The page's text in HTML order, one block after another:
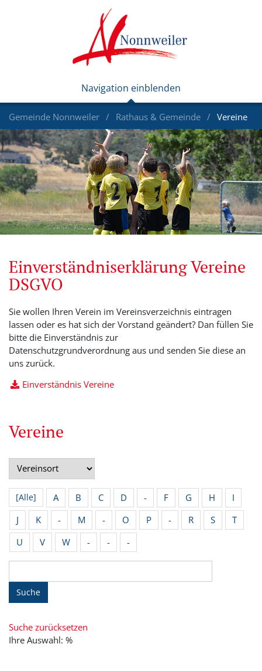
Gemeinde Nonnweiler Rathaus & Gemeinde Vereine
Einverständniserklärung Vereine
DSGVO
Sie wollen Ihren Verein im Vereinsverzeichnis eintragen
lassen oder es hat sich der Vorstand geändert? Dan füllen Sie
bitte die Einverständnis zur
Datenschutzgrundverordnung aus und senden Sie diese an
uns zurück.
Einverständnis Vereine
Vereine
[Alle] A B C D - F G H
I
J
K - M - O P - R S
T
U
V W - - -
Suche
Suche zurücksetzen
Ihre Auswahl: %